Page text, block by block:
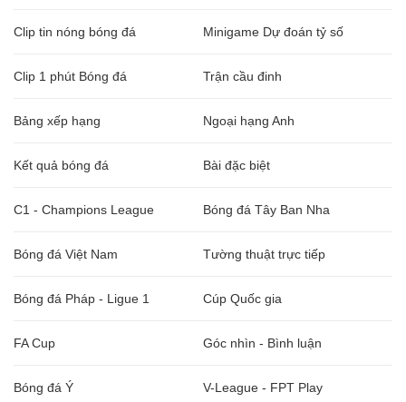
Clip tin nóng bóng đá Minigame Dự đoán tỷ số
Clip 1 phút Bóng đá Trận cầu đinh
Bảng xếp hạng Ngoại hạng Anh
Kết quả bóng đá Bài đặc biệt
C1 - Champions League Bóng đá Tây Ban Nha
Bóng đá Việt Nam Tường thuật trực tiếp
Bóng đá Pháp - Ligue 1 Cúp Quốc gia
FA Cup Góc nhìn - Bình luận
Bóng đá Ý V-League - FPT Play